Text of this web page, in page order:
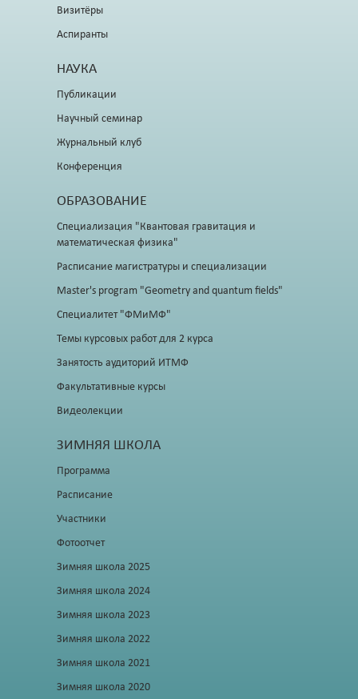
Визитёры
Аспиранты
НАУКА
Публикации
Научный семинар
Журнальный клуб
Конференция
ОБРАЗОВАНИЕ
Специализация "Квантовая гравитация и
математическая физика"
Расписание магистратуры и специализации
Master's program "Geometry and quantum fields"
Специалитет "ФМиМФ"
Темы курсовых работ для 2 курса
Занятость аудиторий ИТМФ
Факультативные курсы
Видеолекции
ЗИМНЯЯ ШКОЛА
Программа
Расписание
Участники
Фотоотчет
Зимняя школа 2025
Зимняя школа 2024
Зимняя школа 2023
Зимняя школа 2022
Зимняя школа 2021
Зимняя школа 2020